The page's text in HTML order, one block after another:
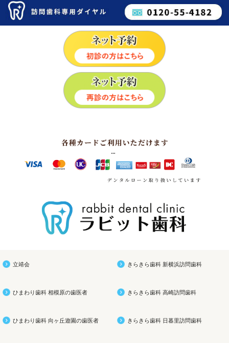
立靖会
ひまわり歯科 相模原の歯医者
ひまわり歯科 向ヶ丘遊園の歯医者
きらきら歯科 新横浜訪問歯科
きらきら歯科 高崎訪問歯科
きらきら歯科 日暮里訪問歯科